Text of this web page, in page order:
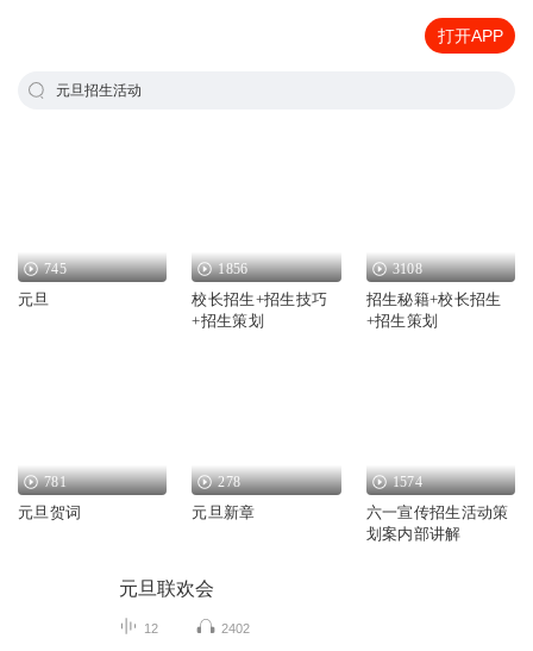
打开APP
元旦招生活动
745
元旦
1856
校长招生+招生技巧
+招生策划
3108
招生秘籍+校长招生
+招生策划
781
元旦贺词
278
元旦新章
1574
六一宣传招生活动策
划案内部讲解
元旦联欢会
12 2402